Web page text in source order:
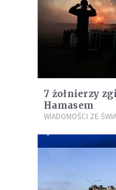
7 żołnierzy
Hamasem
WIADOMOŚCI ZE